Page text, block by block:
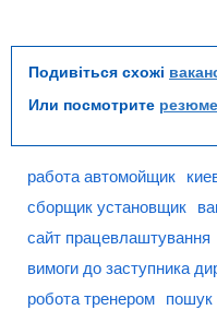
Подивіться схожі
Или посмотрите
работа автомойщик
сборщик установщик
сайт працевлаштування
вимоги до заступника
робота тренером
пошук